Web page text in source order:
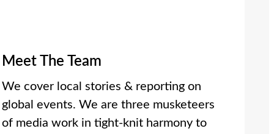
Meet The Team
We cover local stories & reporting on
global events. We are three musketeers
of media work in tight-knit harmony to